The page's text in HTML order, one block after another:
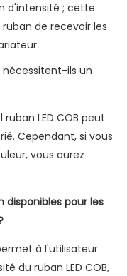
d'intensité ; cette
de recevoir les
LED COB peut
Cependant, si vous
vous aurez
disponibles pour les
à l'utilisateur
du ruban LED COB,